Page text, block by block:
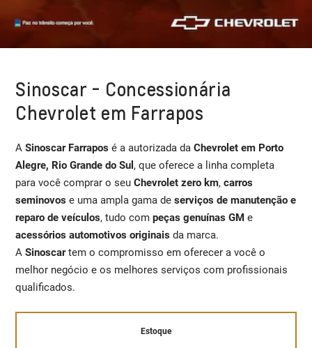
Sinoscar - Concessionária
Chevrolet em Farrapos
ASinoscar Farrapos é a autorizada daChevrolet em Porto
Alegre, Rio Grande do Sul , que oferece a linha completa
para você comprar o seuChevrolet zero km,carros
seminovos e uma ampla gama deserviços de manutenção e
reparo de veículos, tudo compeças genuínas GM e
acessórios automotivos originais da marca.
ASinoscartem o compromisso em oferecer a você o
melhor negócio e os melhores serviços com profissionais
qualificados.
Estoque